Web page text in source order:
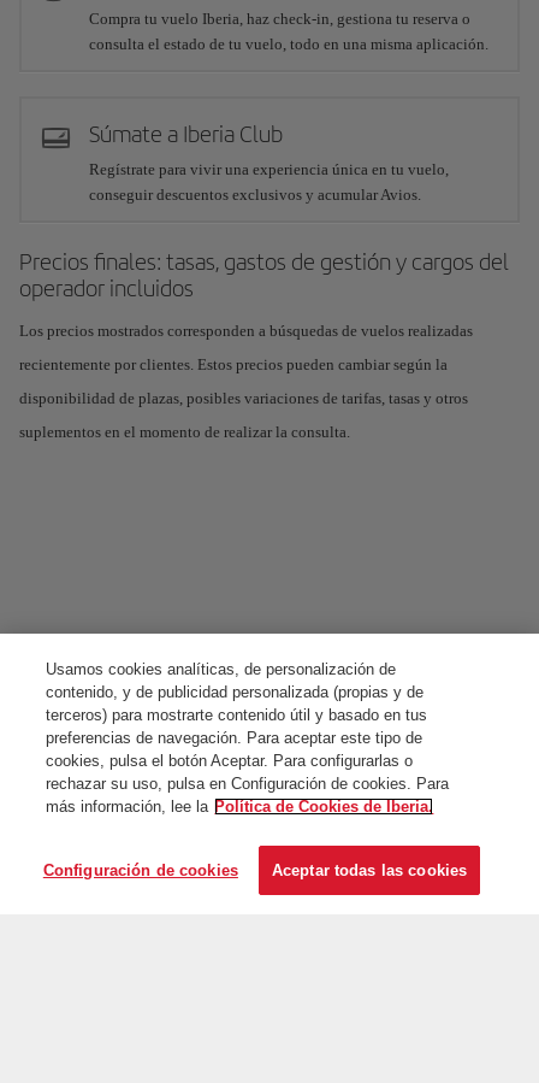
Compra tu vuelo Iberia, haz check-in, gestiona tu reserva o
consulta el estado de tu vuelo, todo en una misma aplicación.
Súmate a Iberia Club
Regístrate para vivir una experiencia única en tu vuelo,
conseguir descuentos exclusivos y acumular Avios.
Precios finales: tasas, gastos de gestión y cargos del
operador incluidos
Los precios mostrados corresponden a búsquedas de vuelos realizadas
recientemente por clientes. Estos precios pueden cambiar según la
disponibilidad de plazas, posibles variaciones de tarifas, tasas y otros
suplementos en el momento de realizar la consulta.
Usamos cookies analíticas, de personalización de
contenido, y de publicidad personalizada (propias y de
terceros) para mostrarte contenido útil y basado en tus
preferencias de navegación. Para aceptar este tipo de
cookies, pulsa el botón Aceptar. Para configurarlas o
rechazar su uso, pulsa en Configuración de cookies. Para
más información, lee la Política de Cookies de Iberia.
Configuración de cookies Aceptar todas las cookies